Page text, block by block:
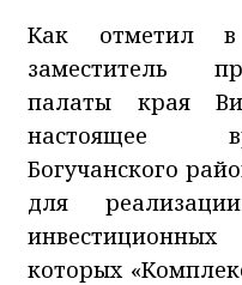
Как отметил в
заместитель
палаты края
настоящее
Богучанского
для
которых